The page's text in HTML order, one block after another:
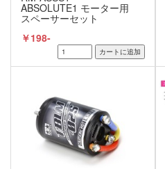
ABSOLUTE1 モーター用
スペーサーセット
￥198-